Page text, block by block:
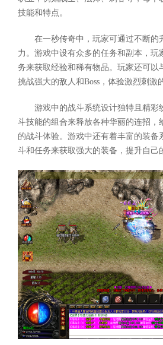
技能和特点。
在一秒传奇中，玩家可通过不断的
力。游戏中设有众多的任务和副本，玩
务来获取经验和稀有物品。玩家还可以
挑战强大的敌人和Boss，体验激烈刺激
游戏中的战斗系统设计独特且精彩
斗技能的组合来释放各种华丽的连招，
的战斗体验。游戏中还有着丰富的装备
斗和任务来获取强大的装备，提升自己